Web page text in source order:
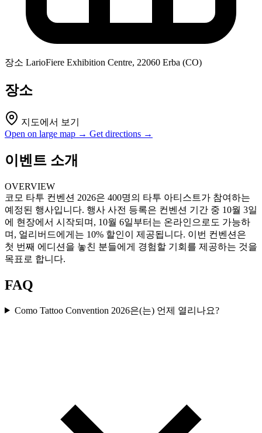
장소 LarioFiere Exhibition Centre, 22060 Erba (CO)
장소
지도에서 보기
Open on large map → Get directions →
이벤트 소개
OVERVIEW
코모 타투 컨벤션 2026은 400명의 타투 아티스트가 참여하는
예정된 행사입니다. 행사 사전 등록은 컨벤션 기간 중 10월 3일
에 현장에서 시작되며, 10월 6일부터는 온라인으로도 가능하
며, 얼리버드에게는 10% 할인이 제공됩니다. 이번 컨벤션은
첫 번째 에디션을 놓친 분들에게 경험할 기회를 제공하는 것을
목표로 합니다.
FAQ
Como Tattoo Convention 2026은(는) 언제 열리나요?